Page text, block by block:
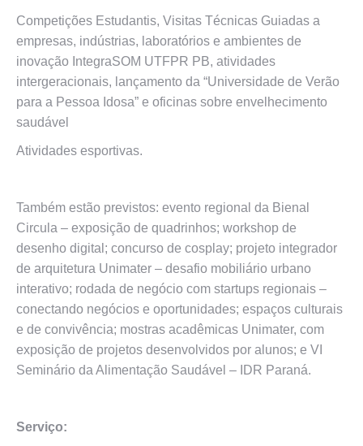
Competições Estudantis, Visitas Técnicas Guiadas a
empresas, indústrias, laboratórios e ambientes de
inovação IntegraSOM UTFPR PB, atividades
intergeracionais, lançamento da “Universidade de Verão
para a Pessoa Idosa” e oficinas sobre envelhecimento
saudável
Atividades esportivas.
Também estão previstos: evento regional da Bienal
Circula – exposição de quadrinhos; workshop de
desenho digital; concurso de cosplay; projeto integrador
de arquitetura Unimater – desafio mobiliário urbano
interativo; rodada de negócio com startups regionais –
conectando negócios e oportunidades; espaços culturais
e de convivência; mostras acadêmicas Unimater, com
exposição de projetos desenvolvidos por alunos; e VI
Seminário da Alimentação Saudável – IDR Paraná.
Serviço: